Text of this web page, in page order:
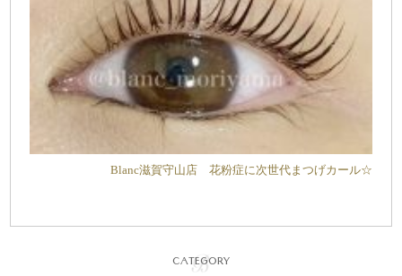
Blanc滋賀守山店 花粉症に次世代まつげカール☆
CATEGORY